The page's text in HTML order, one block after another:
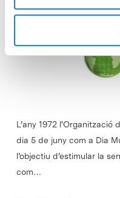
L’any 1972 l'Organització
dia 5 de juny com a Dia
l’objectiu d’estimular la
com…